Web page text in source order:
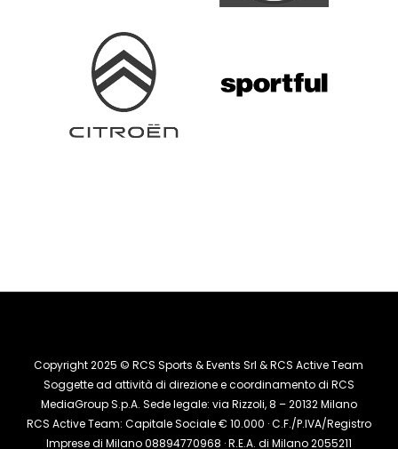
Copyright 2025 © RCS Sports & Events Srl & RCS Active Team
Soggette ad attività di direzione e coordinamento di RCS
MediaGroup S.p.A. Sede legale: via Rizzoli, 8 – 20132 Milano
RCS Active Team: Capitale Sociale € 10.000 · C.F./P.IVA/Registro
Imprese di Milano 08894770968 · R.E.A. di Milano 2055211